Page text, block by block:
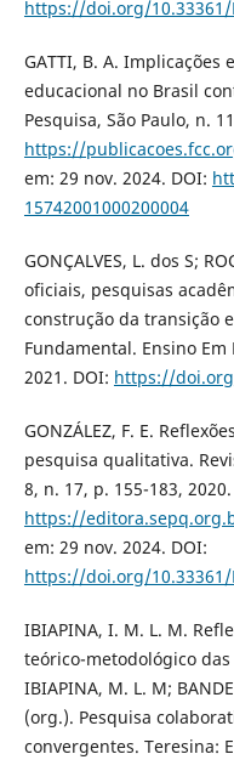
https://doi.org/10.33361/
GATTI, B. A. Implicações
educacional no Brasil
Pesquisa, São Paulo, n.
https://
em: 29 nov. 2024. DOI:
15742001000200004
GONÇALVES, L. dos S;
oficiais, pesquisas
construção da transição
Fundamental. Ensino
2021. DOI: https://
GONZÁLEZ, F. E.
pesquisa qualitativa.
8, n. 17, p. 155-183,
https://
em: 29 nov. 2024. DOI:
https://doi.org/10.33361/
IBIAPINA, I. M. L. M.
teórico-metodológico
IBIAPINA, M. L. M;
(org.). Pesquisa
convergentes. Teresina: